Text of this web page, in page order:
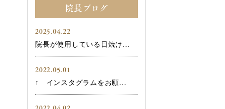
院長ブログ
2025.04.22
院長が使用している日焼け...
2022.05.01
↑ インスタグラムをお願...